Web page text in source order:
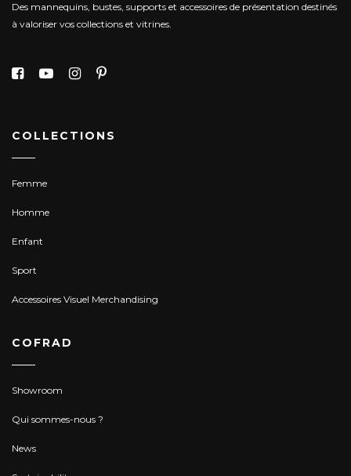
Des mannequins, bustes, supports et accessoires de présentation destinés
à valoriser vos collections et vitrines.
COLLECTIONS
Femme
Homme
Enfant
Sport
Accessoires Visuel Merchandising
COFRAD
Showroom
Qui sommes-nous ?
News